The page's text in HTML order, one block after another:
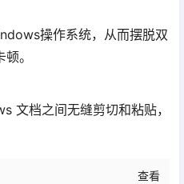
操作系统，从而摆脱双
。
文档之间无缝剪切和粘贴，
查看